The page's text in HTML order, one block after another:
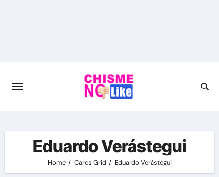
Eduardo Verástegui
Home Cards Grid Eduardo Verástegui